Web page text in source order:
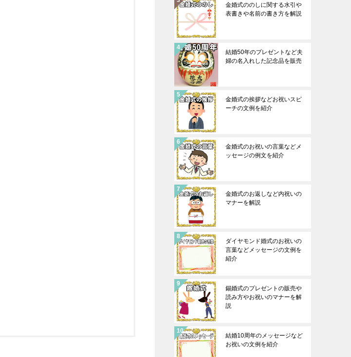
金婚式ののしに関する水引や
表書きや名前の書き方を解説
結婚50年のプレゼントなど夫
婦の名入れした記念品を販売
金婚式の挨拶などお祝いスピ
ーチの文例を紹介
金婚式のお祝いの言葉などメ
ッセージの例文を紹介
金婚式のお返しなど内祝いの
マナーを解説
ダイヤモンド婚式のお祝いの
言葉などメッセージの文例を
紹介
錫婚式のプレゼントの販売や
読み方やお祝いのマナーを解
説
結婚10周年のメッセージなど
お祝いの文例を紹介